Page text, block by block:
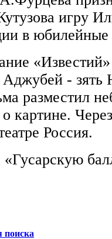
игру
в
Аджубей -
разместил
картине.
Россия.
«Гусарскую
поиска